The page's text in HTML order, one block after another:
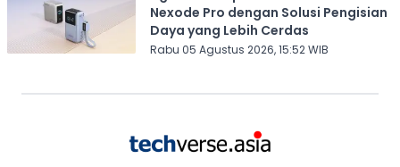
Nexode Pro dengan Solusi Pengisian
Daya yang Lebih Cerdas
Rabu 05 Agustus 2026, 15:52 WIB